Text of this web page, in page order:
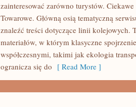
zainteresować zarówno turystów.
Towarowe. Główną osią tematyczną
znaleźć treści dotyczące linii kolejowych.
materiałów, w którym klasyczne
współczesnymi, takimi jak ekologia
ogranicza się do [ Read More ]